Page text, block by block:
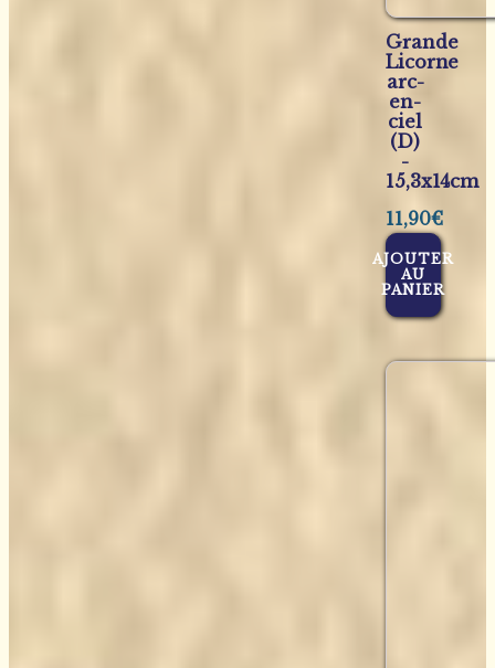
Grande
Licorne
arc-
en-
ciel
(D)
-
15,3x14cm
11,90€
AJOUTER
AU
PANIER